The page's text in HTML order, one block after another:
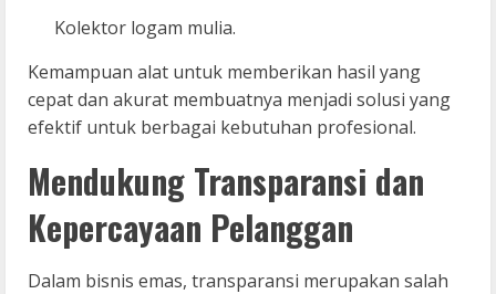
Kolektor logam mulia.
Kemampuan alat untuk memberikan hasil yang
cepat dan akurat membuatnya menjadi solusi yang
efektif untuk berbagai kebutuhan profesional.
Mendukung Transparansi dan
Kepercayaan Pelanggan
Dalam bisnis emas, transparansi merupakan salah